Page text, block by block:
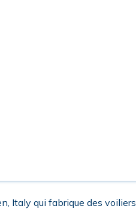
Italy qui fabrique des voiliers